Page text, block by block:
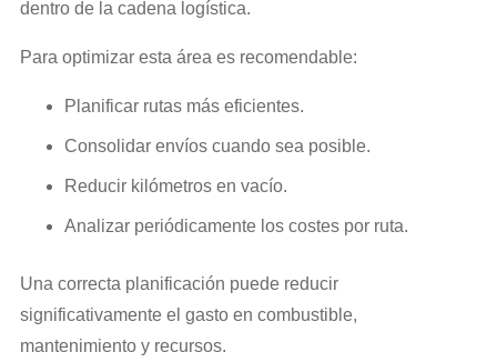
dentro de la cadena logística.
Para optimizar esta área es recomendable:
Planificar rutas más eficientes.
Consolidar envíos cuando sea posible.
Reducir kilómetros en vacío.
Analizar periódicamente los costes por ruta.
Una correcta planificación puede reducir
significativamente el gasto en combustible,
mantenimiento y recursos.